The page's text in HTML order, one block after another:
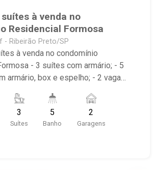
à venda no
Residencial Formosa
- Ribeirão Preto/SP
à venda no condomínio
- 3 suítes com armário; - 5
armário, box e espelho; - 2 vagas
- Cozinha planejada; - Área
armário e banheiro; - Quintal
- Corredor lateral; - Sacada; -
3
Suítes
5
Banho
2
Garagens